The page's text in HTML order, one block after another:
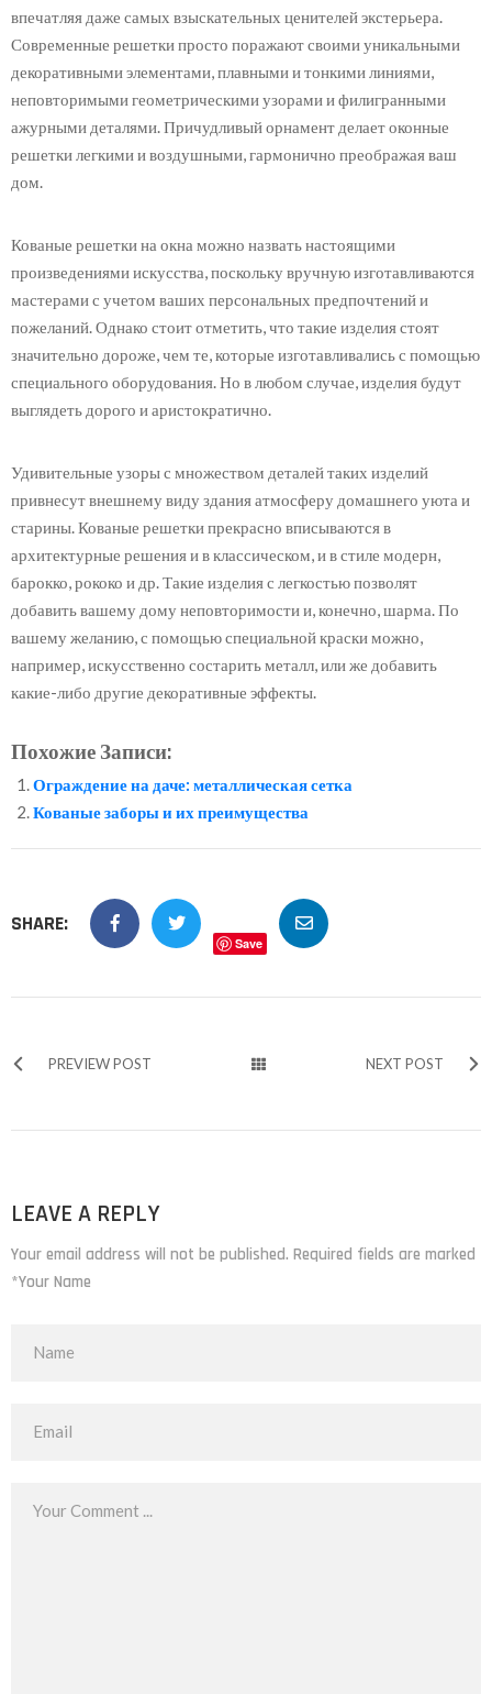
впечатляя даже самых взыскательных ценителей экстерьера.
Современные решетки просто поражают своими уникальными
декоративными элементами, плавными и тонкими линиями,
неповторимыми геометрическими узорами и филигранными
ажурными деталями. Причудливый орнамент делает оконные
решетки легкими и воздушными, гармонично преображая ваш
дом.
Кованые решетки на окна можно назвать настоящими
произведениями искусства, поскольку вручную изготавливаются
мастерами с учетом ваших персональных предпочтений и
пожеланий. Однако стоит отметить, что такие изделия стоят
значительно дороже, чем те, которые изготавливались с помощью
специального оборудования. Но в любом случае, изделия будут
выглядеть дорого и аристократично.
Удивительные узоры с множеством деталей таких изделий
привнесут внешнему виду здания атмосферу домашнего уюта и
старины. Кованые решетки прекрасно вписываются в
архитектурные решения и в классическом, и в стиле модерн,
барокко, рококо и др. Такие изделия с легкостью позволят
добавить вашему дому неповторимости и, конечно, шарма. По
вашему желанию, с помощью специальной краски можно,
например, искусственно состарить металл, или же добавить
какие-либо другие декоративные эффекты.
Похожие Записи:
Ограждение на даче: металлическая сетка
Кованые заборы и их преимущества
SHARE:
Save
PREVIEW POST NEXT POST
LEAVE A REPLY
Your email address will not be published. Required fields are marked
*Your Name